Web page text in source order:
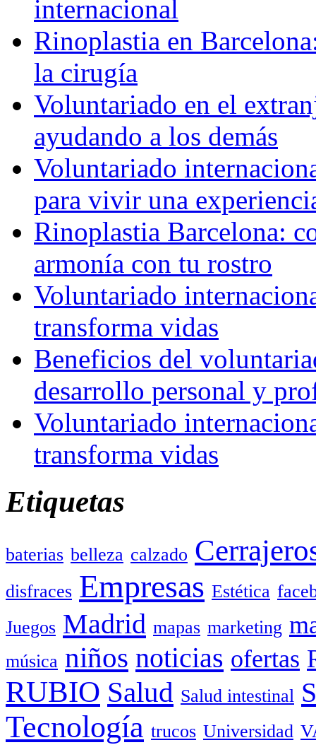
internacional
Rinoplastia en
la cirugía
Voluntariado en el
ayudando a los demás
Voluntariado
para vivir una
Rinoplastia Barcelona:
armonía con tu rostro
Voluntariado
transforma vidas
Beneficios del
desarrollo personal y
Voluntariado
transforma vidas
Etiquetas
baterias belleza calzado
disfraces Empresas Estética
Juegos Madrid mapas marketing
música niños noticias ofertas
RUBIO Salud Salud intestinal
Tecnología trucos Universidad